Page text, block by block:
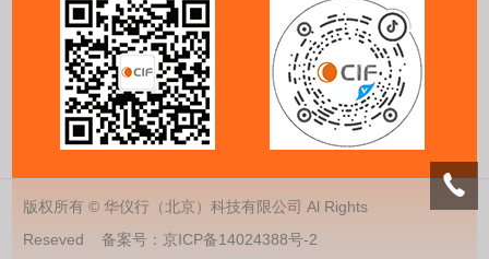
版权所有 © 华仪行（北京）科技有限公司 Al Rights
Reseved 备案号： 京ICP备14024388号-2